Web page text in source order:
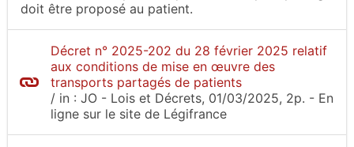
doit être proposé au patient.
Décret n° 2025-202 du 28 février 2025 relatif
aux conditions de mise en œuvre des
transports partagés de patients
/ in : JO - Lois et Décrets, 01/03/2025, 2p. - En
ligne sur le site de Légifrance